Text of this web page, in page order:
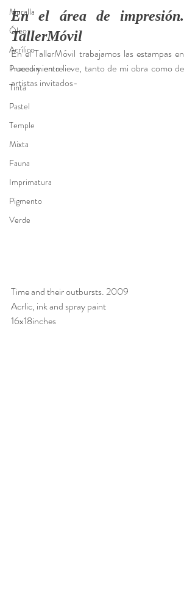
Muralla
Óleo
Acrílico
Procedimiento
Tinta
Pastel
Temple
Mixta
Fauna
Imprimatura
Pigmento
Verde
En el área de impresión.
TallerMóvil
En el TallerMóvil trabajamos las estampas en
hueco y en relieve, tanto de mi obra como de
artistas invitados-
Time and their outbursts. 2009
Acrlic, ink and spray paint
16x18inches